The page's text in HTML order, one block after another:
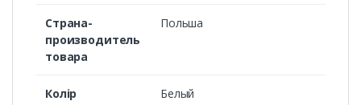
Страна-
производитель
товара
Польша
Колір Белый